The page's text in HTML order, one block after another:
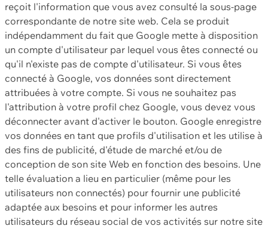
reçoit l'information que vous avez consulté la sous-page
correspondante de notre site web. Cela se produit
indépendamment du fait que Google mette à disposition
un compte d'utilisateur par lequel vous êtes connecté ou
qu'il n'existe pas de compte d'utilisateur. Si vous êtes
connecté à Google, vos données sont directement
attribuées à votre compte. Si vous ne souhaitez pas
l'attribution à votre profil chez Google, vous devez vous
déconnecter avant d'activer le bouton. Google enregistre
vos données en tant que profils d'utilisation et les utilise à
des fins de publicité, d'étude de marché et/ou de
conception de son site Web en fonction des besoins. Une
telle évaluation a lieu en particulier (même pour les
utilisateurs non connectés) pour fournir une publicité
adaptée aux besoins et pour informer les autres
utilisateurs du réseau social de vos activités sur notre site